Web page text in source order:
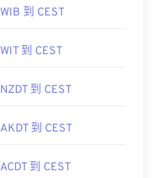
WIB 到 CEST
WIT 到 CEST
NZDT 到 CEST
AKDT 到 CEST
ACDT 到 CEST